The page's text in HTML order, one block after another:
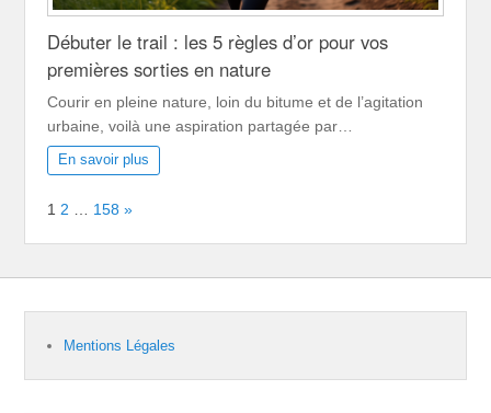
Débuter le trail : les 5 règles d’or pour vos
premières sorties en nature
Courir en pleine nature, loin du bitume et de l’agitation
urbaine, voilà une aspiration partagée par…
En savoir plus
Page:
1 2 158 Next
»
Mentions Légales